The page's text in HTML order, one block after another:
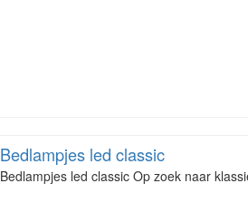
Bedlampjes led classic
Bedlampjes led classic Op zoek naar